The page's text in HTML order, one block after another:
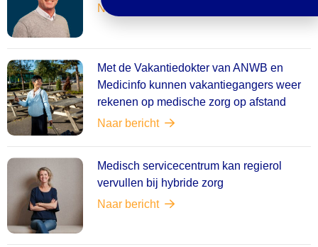
Naar bericht
Met de Vakantiedokter van ANWB en
Medicinfo kunnen vakantiegangers weer
rekenen op medische zorg op afstand
Naar bericht
Medisch servicecentrum kan regierol
vervullen bij hybride zorg
Naar bericht